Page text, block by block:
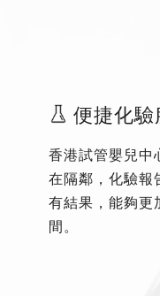
便捷化驗
香港試管嬰兒中
在隔鄰，化驗報
有結果，能夠更
間。